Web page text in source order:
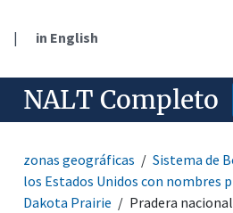
| in English
NALT Completo
zonas geográficas
Sistema de
los Estados Unidos con nombres
Dakota Prairie
Pradera